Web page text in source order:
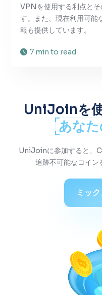
VPNを使用する利点とそ
す。また、現在利用可
報も提供しています。
7 min to read
UniJoinを
あな
UniJoinに参加すると、
追跡不可能なコイン
ミッ